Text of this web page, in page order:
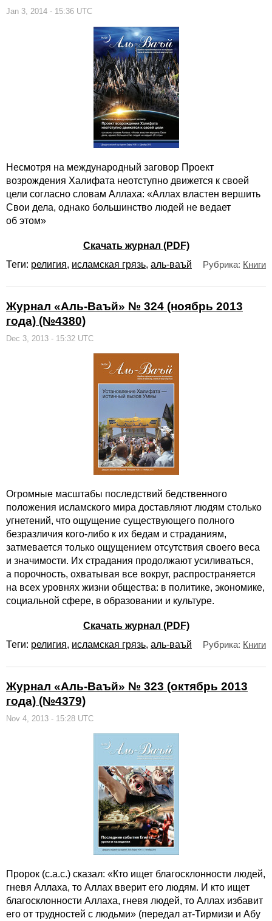
Jan 3, 2014 - 15:36 UTC
Несмотря на международный заговор Проект
возрождения Халифата неотступно движется к своей
цели согласно словам Аллаха: «Аллах властен вершить
Свои дела, однако большинство людей не ведает
об этом»
Скачать журнал (PDF)
Теги: религия, исламская грязь, аль-ваъй Рубрика: Книги
Журнал «Аль-Ваъй» № 324 (ноябрь 2013
года) (№4380)
Dec 3, 2013 - 15:32 UTC
Огромные масштабы последствий бедственного
положения исламского мира доставляют людям столько
угнетений, что ощущение существующего полного
безразличия кого-либо к их бедам и страданиям,
затмевается только ощущением отсутствия своего веса
и значимости. Их страдания продолжают усиливаться,
а порочность, охватывая все вокруг, распространяется
на всех уровнях жизни общества: в политике, экономике,
социальной сфере, в образовании и культуре.
Скачать журнал (PDF)
Теги: религия, исламская грязь, аль-ваъй Рубрика: Книги
Журнал «Аль-Ваъй» № 323 (октябрь 2013
года) (№4379)
Nov 4, 2013 - 15:28 UTC
Пророк (с.а.с.) сказал: «Кто ищет благосклонности людей,
гневя Аллаха, то Аллах вверит его людям. И кто ищет
благосклонности Аллаха, гневя людей, то Аллах избавит
его от трудностей с людьми» (передал ат-Тирмизи и Абу